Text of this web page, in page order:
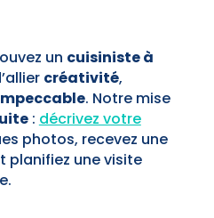
un cuisiniste à
créativité,
. Notre mise
: décrivez votre
photos, recevez une
planifiez une visite